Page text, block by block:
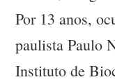
Por 13 anos,
paulista Paulo
Instituto de